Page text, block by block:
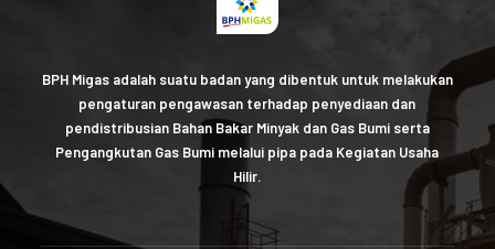
BPH Migas adalah suatu badan yang dibentuk untuk melakukan
pengaturan pengawasan terhadap penyediaan dan
pendistribusian Bahan Bakar Minyak dan Gas Bumi serta
Pengangkutan Gas Bumi melalui pipa pada Kegiatan Usaha
Hilir.